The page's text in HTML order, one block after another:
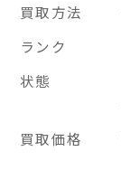
買取方法
ランク
状態
買取価格